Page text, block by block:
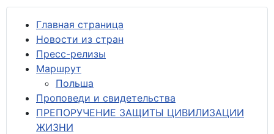
Главная страница
Новости из стран
Пресс-релизы
Маршрут
Польша
Проповеди и свидетельства
ПРЕПОРУЧЕНИЕ ЗАЩИТЫ ЦИВИЛИЗАЦИИ
ЖИЗНИ